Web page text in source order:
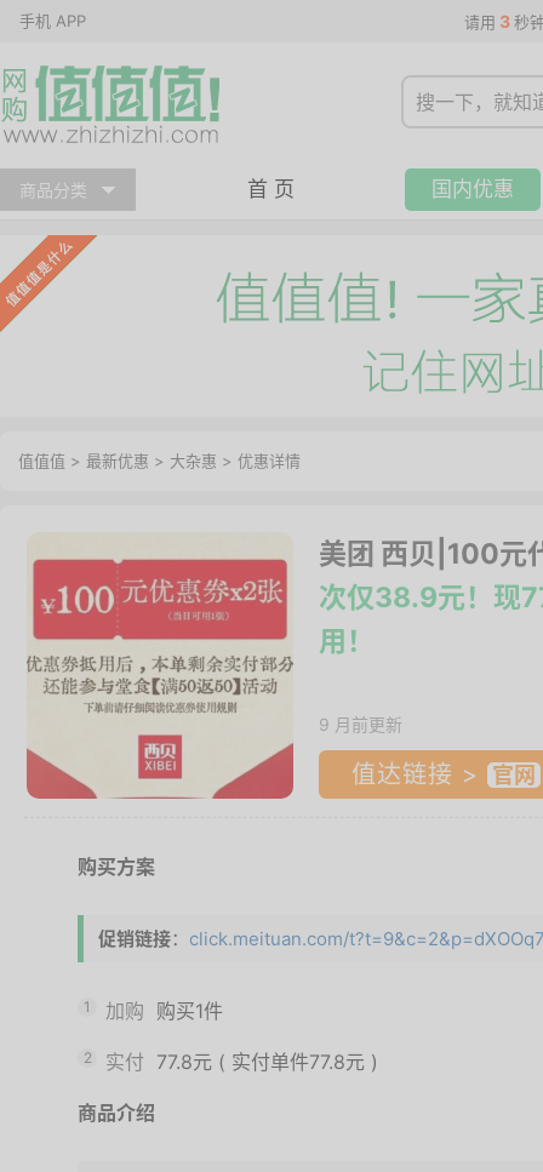
手机 APP 请用 3 秒
商品分类 首 页 国内优惠
值值值 > 最新优惠 > 大杂惠 > 优惠详情
美团 西贝|100元
次仅38.9元！现
用！
9 月前更新
值达链接 >
购买方案
促销链接： click.meituan.com/
1 加购 购买1件
2 实付 77.8元 ( 实付单件77.8元 )
商品介绍